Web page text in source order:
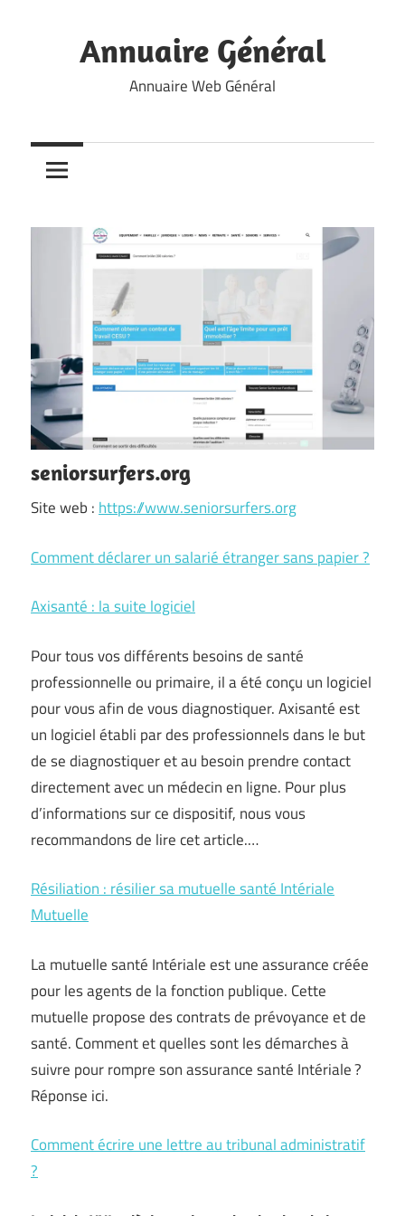
Annuaire Général
Annuaire Web Général
seniorsurfers.org
Site web : https://www.seniorsurfers.org
Comment déclarer un salarié étranger sans papier ?
Axisanté : la suite logiciel
Pour tous vos différents besoins de santé
professionnelle ou primaire, il a été conçu un logiciel
pour vous afin de vous diagnostiquer. Axisanté est
un logiciel établi par des professionnels dans le but
de se diagnostiquer et au besoin prendre contact
directement avec un médecin en ligne. Pour plus
d’informations sur ce dispositif, nous vous
recommandons de lire cet article.…
Résiliation : résilier sa mutuelle santé Intériale
Mutuelle
La mutuelle santé Intériale est une assurance créée
pour les agents de la fonction publique. Cette
mutuelle propose des contrats de prévoyance et de
santé. Comment et quelles sont les démarches à
suivre pour rompre son assurance santé Intériale ?
Réponse ici.
Comment écrire une lettre au tribunal administratif
?